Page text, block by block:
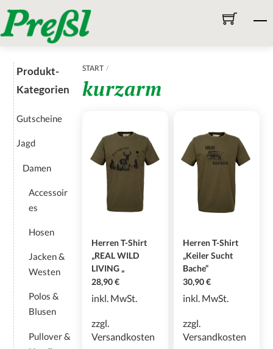
to
content
START
kurzarm
Herren T-Shirt
„REAL WILD
LIVING „
28,90€
inkl. MwSt.
zzgl.
Versandkosten
Herren T-Shirt
„Keiler Sucht
Bache“
30,90€
inkl. MwSt.
zzgl.
Versandkosten
Produkt-
Kategorien
Gutscheine
Jagd
Damen
Accessoir
es
Hosen
Jacken &
Westen
Polos &
Blusen
Pullover &